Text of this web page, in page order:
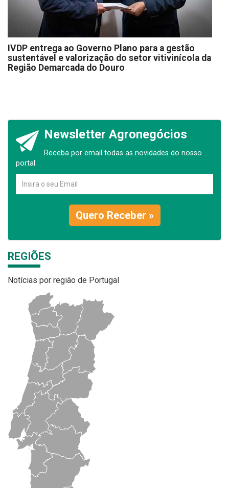
IVDP entrega ao Governo Plano para a gestão
sustentável e valorização do setor vitivinícola da
Região Demarcada do Douro
Newsletter Agronegócios
Receba por email todas as novidades do nosso
portal.
Quero Receber »
REGIÕES
Notícias por região de Portugal